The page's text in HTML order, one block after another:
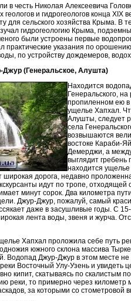
в честь Николая Алексеевича
геологов и гидрогеологов конца XIX
для сельского хозяйства Крыма. В
гидрогеологию Крыма,
были устроены первые
практические указания по
по устройству дождемеров,
(Генеральское, Алушта)
Находится
Генеральского,
пропиленном ею в
ущелье Хапхал.
Алушты, следует
села
возвышаются
востоке Караби-
Демерджи, а
выглядит гребень
находится
широкая дорога, недавно
идут по тропе, отходящей
минут сорок. Два километра
Джур-Джур, пожалуй, самый
даже в засушливые годы. С
лента воды, звеня и журча.
Хапхал проложила себе путь
южного склона массива
Водопад Джур-Джур в этом месте
Восточный Улу-Узень и увидеть
кипит, скатываясь по скалистым
реки, то примерно через километр
за которыми со стометровой